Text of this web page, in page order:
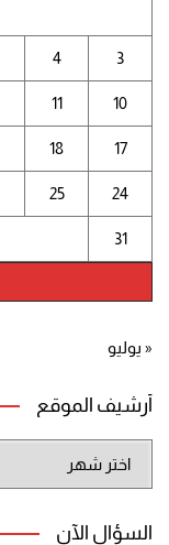
3
4
10
11
17
18
24
25
31
« يوليو
أرشيف الموقع
الموقع
السؤال الآن